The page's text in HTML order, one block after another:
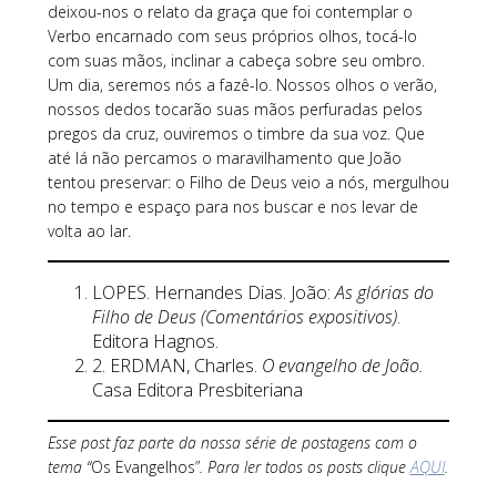
deixou-nos o relato da graça que foi contemplar o
Verbo encarnado com seus próprios olhos, tocá-lo
com suas mãos, inclinar a cabeça sobre seu ombro.
Um dia, seremos nós a fazê-lo. Nossos olhos o verão,
nossos dedos tocarão suas mãos perfuradas pelos
pregos da cruz, ouviremos o timbre da sua voz. Que
até lá não percamos o maravilhamento que João
tentou preservar: o Filho de Deus veio a nós, mergulhou
no tempo e espaço para nos buscar e nos levar de
volta ao lar.
LOPES. Hernandes Dias. João:As glórias do
Filho de Deus (Comentários expositivos).
Editora Hagnos.
2. ERDMAN, Charles. O evangelho de João.
Casa Editora Presbiteriana
Esse post faz parte da nossa série de postagens com o
tema “Os Evangelhos”. Para ler todos os posts cliqueAQUI.